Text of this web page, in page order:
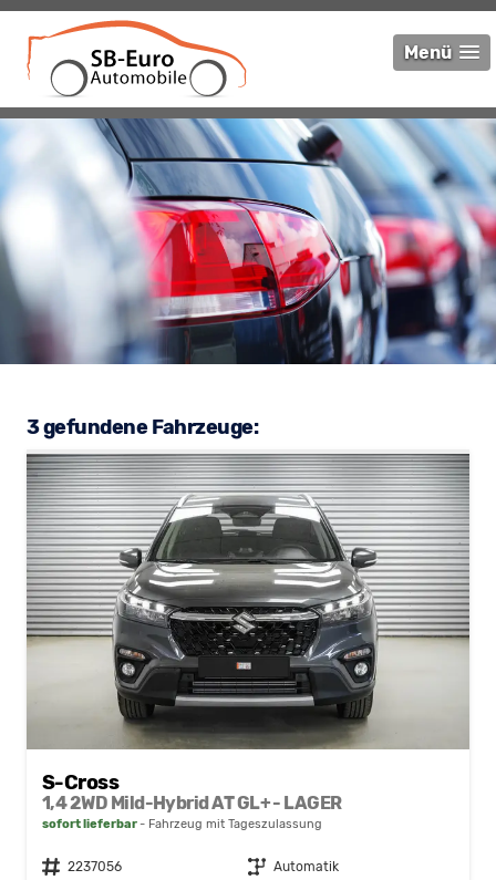
Menü
3 gefundene Fahrzeuge:
S-Cross
1,4 2WD Mild-Hybrid AT GL+ - LAGER
sofort lieferbar Fahrzeug mit Tageszulassung
Fahrzeugnr. 2237056 Getriebe Automatik